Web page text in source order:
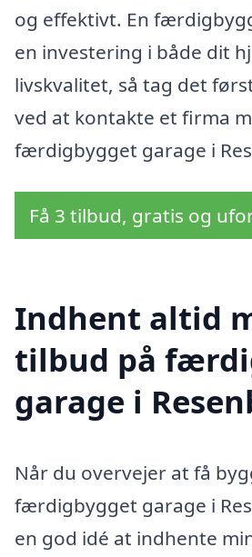
og effektivt. En
en investering i både dit
livskvalitet, så tag det
ved at kontakte et firma
færdigbygget garage i
Få 3 tilbud, gratis og
Indhent altid
tilbud på
garage i
Når du overvejer at få
færdigbygget garage i
en god idé at indhente